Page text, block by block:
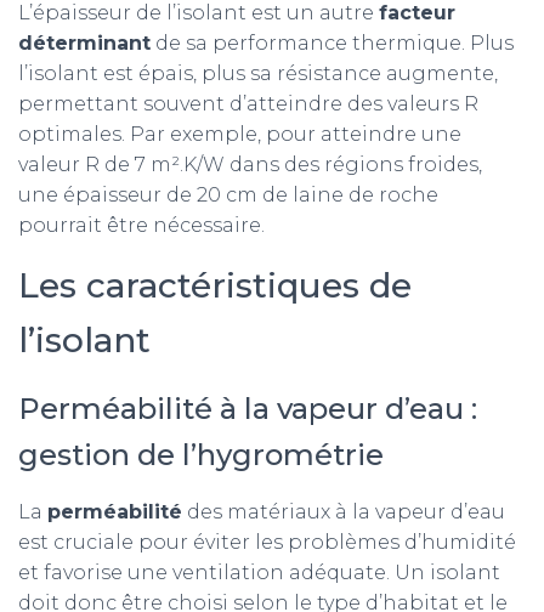
L’épaisseur de l’isolant est un autre facteur
déterminant de sa performance thermique. Plus
l’isolant est épais, plus sa résistance augmente,
permettant souvent d’atteindre des valeurs R
optimales. Par exemple, pour atteindre une
valeur R de 7 m².K/W dans des régions froides,
une épaisseur de 20 cm de laine de roche
pourrait être nécessaire.
Les caractéristiques de
l’isolant
Perméabilité à la vapeur d’eau :
gestion de l’hygrométrie
La perméabilité des matériaux à la vapeur d’eau
est cruciale pour éviter les problèmes d’humidité
et favorise une ventilation adéquate. Un isolant
doit donc être choisi selon le type d’habitat et le